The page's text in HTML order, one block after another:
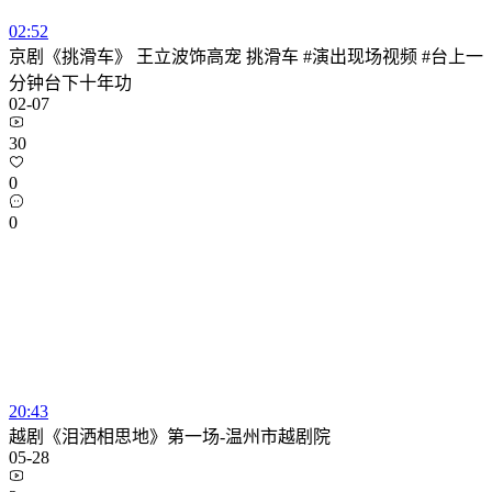
02:52
京剧《挑滑车》 王立波饰高宠 挑滑车 #演出现场视频 #台上一
分钟台下十年功
02-07
30
0
0
20:43
越剧《泪洒相思地》第一场-温州市越剧院
05-28